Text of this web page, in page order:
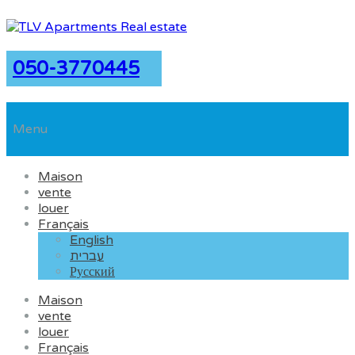
050-3770445
Menu
Maison
vente
louer
Français
English
עברית
Русский
Maison
vente
louer
Français